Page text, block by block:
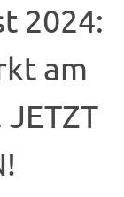
2024:
am